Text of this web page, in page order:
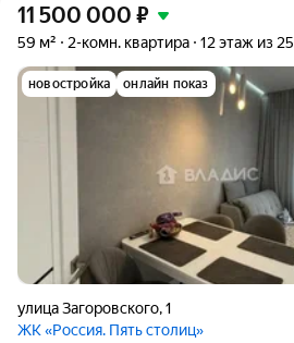
11 500 000 ₽
59 м² 2-комн. квартира 12 этаж из 25
новостройка онлайн показ
улица Загоровского,1
ЖК «Россия. Пять столиц»